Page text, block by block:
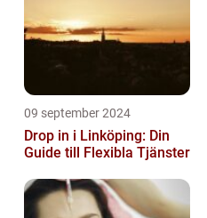
09 september 2024
Drop in i Linköping: Din
Guide till Flexibla Tjänster